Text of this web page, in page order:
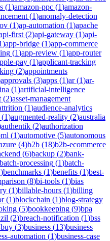
(1)amazon-ppc (1)amazon-
(1)anomaly-detection
(1)ap-automation (1)apache
first (2)api-gateway (1)api-
)app-bridge (1)app-commerce
(1)app-review (1)app-router
pay (1)applicant-tracking
(2)appointments
approvals (3)apps (1)ar(1)ar-
(1)artificial-intelligence
(2)asset-management
(1)audience-analytics
(1)augmented-reality (2)australia
authentik (2)authorization
(1)automotive (5)autonomous
(4)b2b (18)b2b-ecommerce
(6)backup (2)bank-
batch-processing (1)batch-
)benchmarks (1)benefits (1)best-
(8)bi-tools (1)bias
(1)billable-hours (1)billing
(1)blockchain (1)blog-strategy
(5)bookkeeping (9)bpa
(2)breach-notification (1)bss
(3)business (13)business
automation (1)business-case